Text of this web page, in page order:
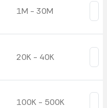
1M - 30M
20K - 40K
100K - 500K